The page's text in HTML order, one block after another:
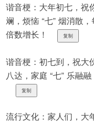
谐音梗：大年初七，祝
斓，烦恼 “七” 烟消散
倍数增长！
复制
谐音梗：初七到，祝大
八达，家庭 “七” 乐融
复制
流行文化：家人们，大